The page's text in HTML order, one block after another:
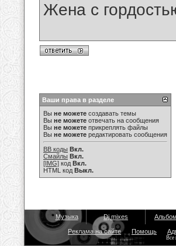
Жена с
Ваши права в разделе
Вы не можете создавать темы
Вы не можете отвечать на сообщения
Вы не можете прикреплять файлы
Вы не можете редактировать сообщения
BB коды Вкл.
Смайлы Вкл.
[IMG] код Вкл.
HTML код Выкл.
Музыка Dj mixes
Реклама на сайте Помощь
Все